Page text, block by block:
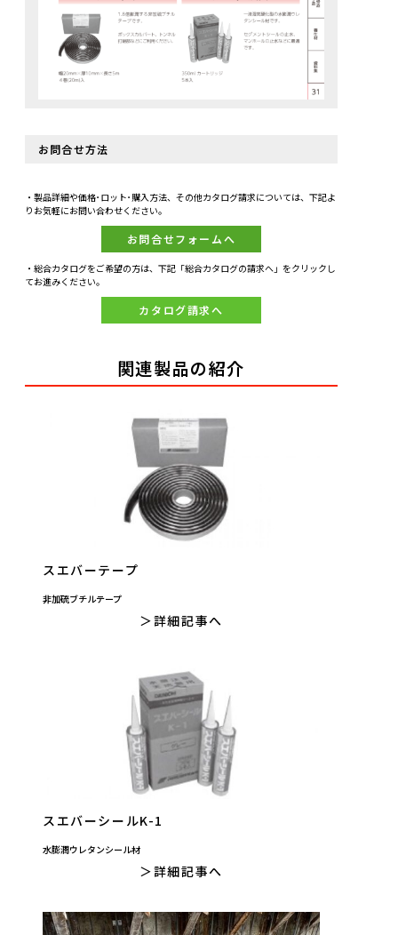
お問合せ方法
・製品詳細や価格･ロット･購入方法、その他カタログ請求については、下記よ
りお気軽にお問い合わせください。
お問合せフォームへ
・総合カタログをご希望の方は、下記「総合カタログの請求へ」をクリックし
てお進みください。
カタログ請求へ
関連製品の紹介
スエバーテープ
非加硫ブチルテープ
詳細記事へ
スエバーシールK-1
水膨潤ウレタンシール材
詳細記事へ